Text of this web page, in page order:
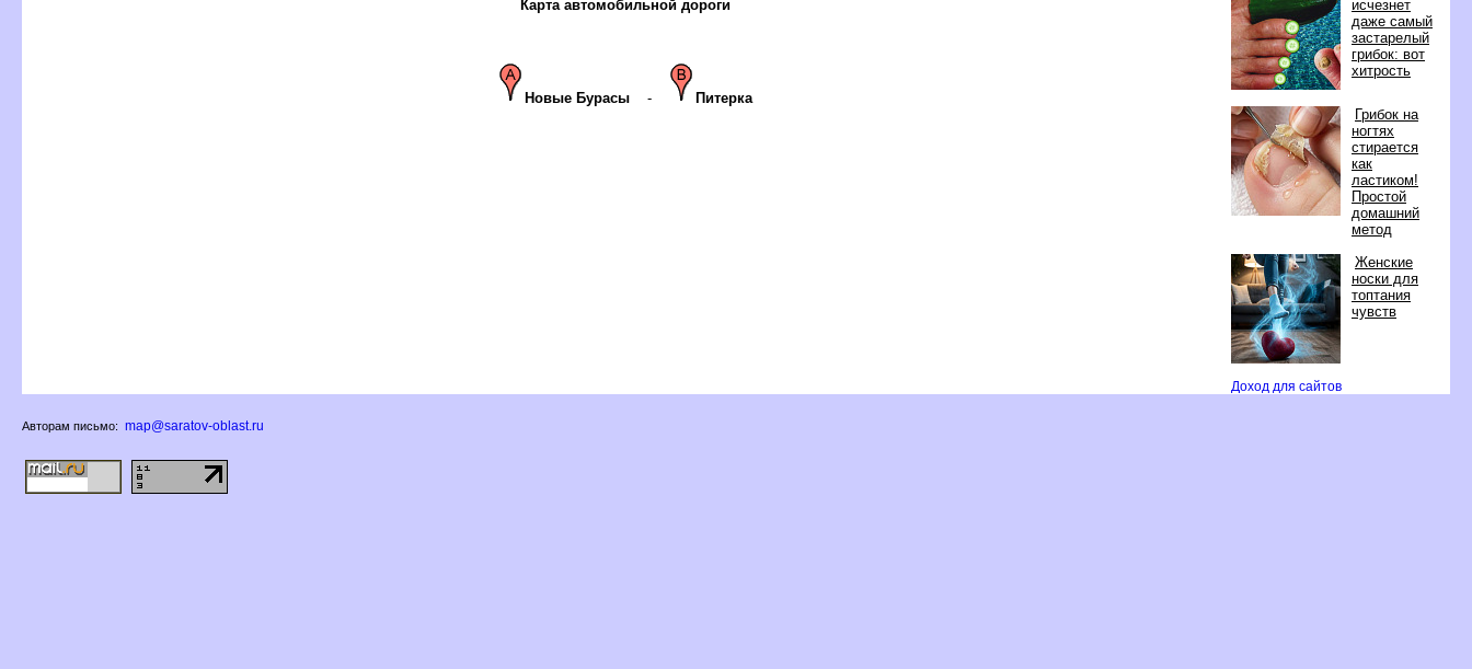
исчезнет
даже самый
застарелый
рибок: вот
хитрость
Грибок на
ногтях
стирается
как
ластиком!
Простой
домашний
метод
Женские
носки для
топтания
чувст
Доход для сайто
Карта автомобильной дороги
Новые Бурасы - Питерка
Авторам письмо: map@saratov-oblast.ru